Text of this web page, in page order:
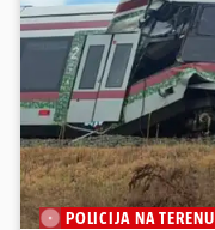
POLICIJA NA TERENU